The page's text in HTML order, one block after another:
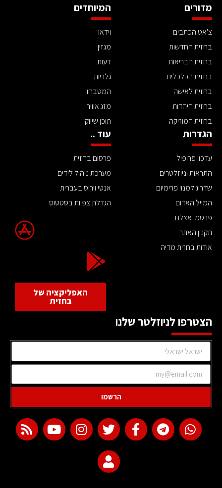
מדורים
צ'אט הכתבים
בחזית החדשות
בחזית הבריאות
בחזית הכלכלית
בחזית לאישה
בחזית היהדות
בחזית המוזיקה
המיוחדים
וידאו
מגזין
דעות
גלריות
המטבחון
מזג אוויר
תוכן שיווקי
הגדרות
עדכון פרופיל
התראות וניוזלטרים
שדרוג למנוי פרימיום
המייל האדום
פרסמו אצלנו
תקנון האתר
אודות בחזית מדיה
עוד ..
פרסום בחזית
מערכת ניהול לידים
אנטי וירוס בעברית
הגדלת צפיות בסטטוס
האפליקציה של
בחזית
הצטרפו לניוזלטר שלנו
הרשמו